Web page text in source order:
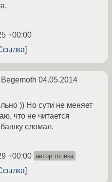
+00:00
Begemoth 04.05.2014
)) Но сути не меняет
что не читается
сломал.
+00:00 автор топика